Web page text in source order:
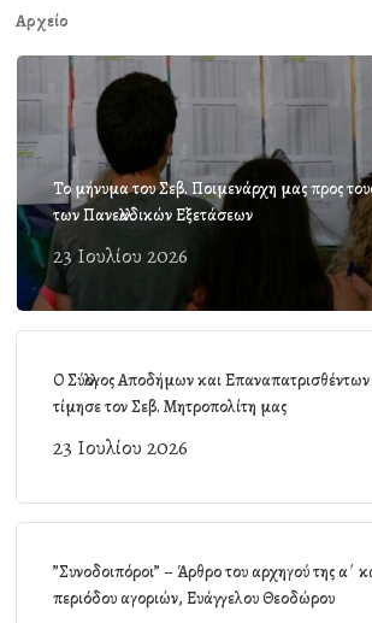
Αρχείο
Το μήνυμα του Σεβ. Ποιμενάρχη μας προς
των Πανελλαδικών Εξετάσεων
23 Ιουλίου 2026
Ο Σύλλογος Αποδήμων και
τίμησε τον Σεβ. Μητροπολίτη μας
23 Ιουλίου 2026
”Συνοδοιπόροι” – Άρθρο του αρχηγού της α΄
περιόδου αγοριών, Ευάγγελου Θεοδώρου